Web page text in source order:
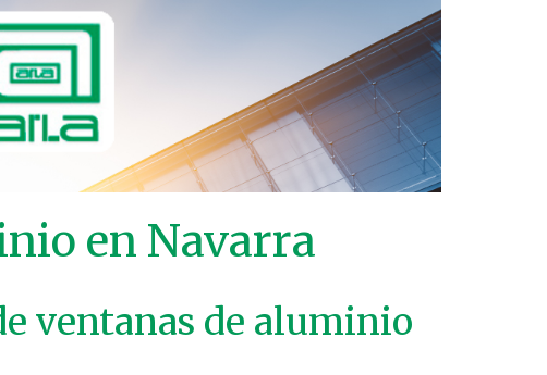
en Navarra
ventanas de aluminio